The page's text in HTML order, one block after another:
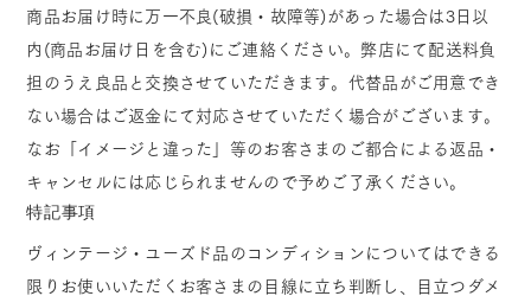
商品お届け時に万一不良(破損・故障等)があった場合は3日以
内(商品お届け日を含む)にご連絡ください。弊店にて配送料負
担のうえ良品と交換させていただきます。代替品がご用意でき
ない場合はご返金にて対応させていただく場合がございます。
なお「イメージと違った」等のお客さまのご都合による返品・
キャンセルには応じられませんので予めご了承ください。
特記事項
ヴィンテージ・ユーズド品のコンディションについてはできる
限りお使いいただくお客さまの目線に立ち判断し、目立つダメ